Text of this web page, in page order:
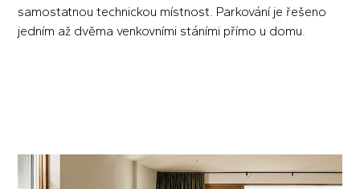
samostatnou technickou místnost. Parkování je řešeno
jedním až dvěma venkovními stáními přímo u domu.